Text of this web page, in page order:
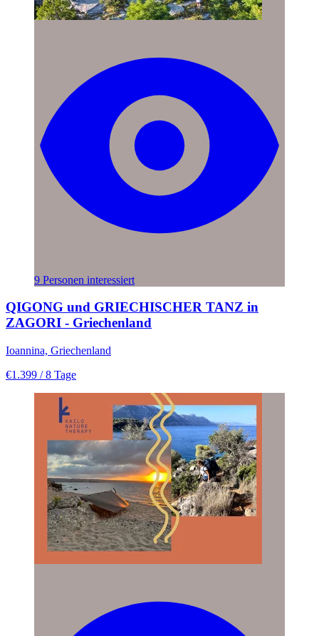
9 Personen interessiert
QIGONG und GRIECHISCHER TANZ in
ZAGORI - Griechenland
Ioannina, Griechenland
€1.399 / 8 Tage